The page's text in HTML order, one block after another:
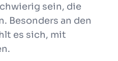
sein, die
Besonders an den
es sich, mit